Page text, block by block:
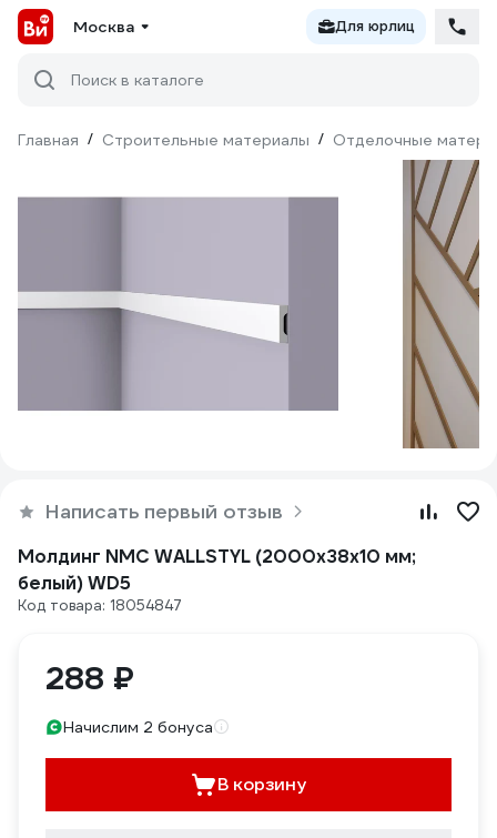
Москва Для юрлиц
Поиск в каталоге
Главная / Строительные материалы / Отделочные
Написать первый отзыв
Молдинг NMC WALLSTYL (2000х38х10 мм;
белый) WD5
Код товара: 18054847
288 ₽
Начислим 2 бонуса
В корзину